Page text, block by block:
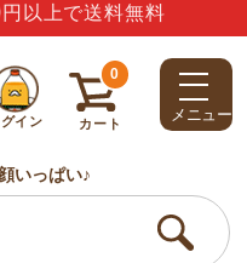
・大好き・しあわせ
グイン
0
カート メニュー
いっぱい♪